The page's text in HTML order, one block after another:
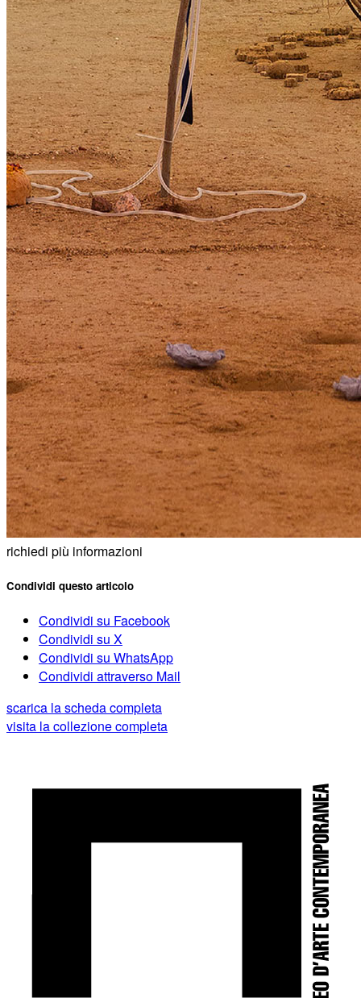
richiedi più informazioni
Condividi questo articolo
Condividi su Facebook
Condividi su X
Condividi su WhatsApp
Condividi attraverso Mail
scarica la scheda completa
visita la collezione completa